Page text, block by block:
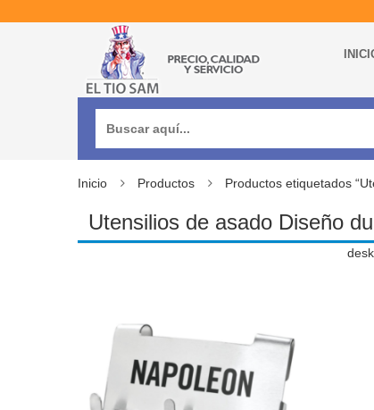
Inicio Productos Productos etiquetados
Utensilios de asado Diseño